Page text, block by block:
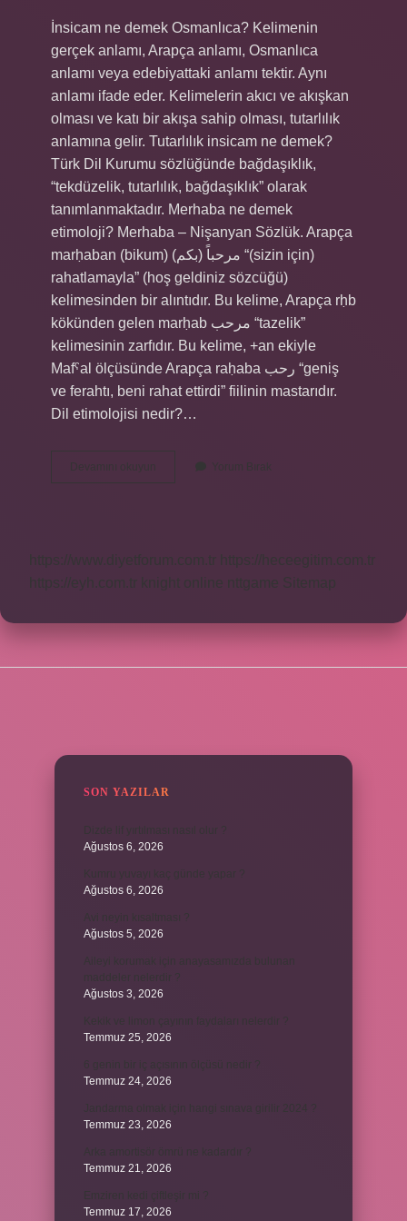
İnsicam ne demek Osmanlıca? Kelimenin
gerçek anlamı, Arapça anlamı, Osmanlıca
anlamı veya edebiyattaki anlamı tektir. Aynı
anlamı ifade eder. Kelimelerin akıcı ve akışkan
olması ve katı bir akışa sahip olması, tutarlılık
anlamına gelir. Tutarlılık insicam ne demek?
Türk Dil Kurumu sözlüğünde bağdaşıklık,
“tekdüzelik, tutarlılık, bağdaşıklık” olarak
tanımlanmaktadır. Merhaba ne demek
etimoloji? Merhaba – Nişanyan Sözlük. Arapça
marḥaban (bikum) مرحباً (بكم) “(sizin için)
rahatlamayla” (hoş geldiniz sözcüğü)
kelimesinden bir alıntıdır. Bu kelime, Arapça rḥb
kökünden gelen marḥab مرحب “tazelik”
kelimesinin zarfıdır. Bu kelime, +an ekiyle
Mafˁal ölçüsünde Arapça raḥaba رحب “geniş
ve ferahtı, beni rahat ettirdi” fiilinin mastarıdır.
Dil etimolojisi nedir?…
Devamını okuyun
Ne
Yorum Bırak
https://www.diyetforum.com.tr
https://heceegitim.com.tr
https://eyh.com.tr
knight online nttgame Sitemap
SON YAZILAR
Ağustos 6, 2026
Ağustos 6, 2026
Ağustos 5, 2026
Ağustos 3, 2026
Temmuz 25, 2026
Temmuz 24, 2026
Temmuz 23, 2026
Temmuz 21, 2026
Temmuz 17, 2026